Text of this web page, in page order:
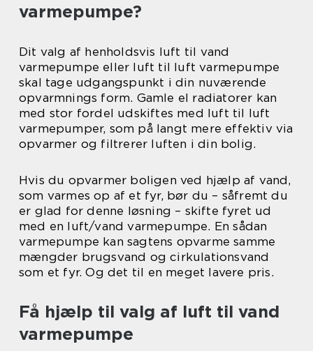
varmepumpe?
Dit valg af henholdsvis luft til vand
varmepumpe eller luft til luft varmepumpe
skal tage udgangspunkt i din nuværende
opvarmnings form. Gamle el radiatorer kan
med stor fordel udskiftes med luft til luft
varmepumper, som på langt mere effektiv via
opvarmer og filtrerer luften i din bolig.
Hvis du opvarmer boligen ved hjælp af vand,
som varmes op af et fyr, bør du – såfremt du
er glad for denne løsning – skifte fyret ud
med en luft/vand varmepumpe. En sådan
varmepumpe kan sagtens opvarme samme
mængder brugsvand og cirkulationsvand
som et fyr. Og det til en meget lavere pris.
Få hjælp til valg af luft til vand
varmepumpe